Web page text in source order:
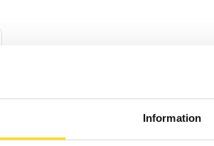
Information